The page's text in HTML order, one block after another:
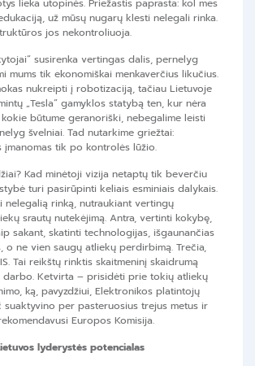
lieka utopinės. Priežastis paprasta: kol mes
už mūsų nugarų klesti nelegali rinka.
jos nekontroliuoja.
susirenka vertingas dalis, pernelyg
mums tik ekonomiškai menkaverčius likučius.
nukreipti į robotizaciją, tačiau Lietuvoje
„Tesla“ gamyklos statybą ten, kur nėra
būtume geranoriški, nebegalime leisti
švelniai. Tad nutarkime griežtai:
įmanomas tik po kontrolės lūžio.
Kad minėtoji vizija netaptų tik beverčiu
turi pasirūpinti keliais esminiais dalykais.
nelegalią rinką, nutraukiant vertingų
srautų nutekėjimą. Antra, vertinti kokybę,
sakant, skatinti technologijas, išgaunančias
o ne vien saugų atliekų perdirbimą. Trečia,
Tai reikštų rinktis skaitmeninį skaidrumą
darbo. Ketvirta – prisidėti prie tokių atliekų
ką, pavyzdžiui, Elektronikos platintojų
per pasteruosius trejus metus ir
Europos Komisija.
lyderystės potencialas